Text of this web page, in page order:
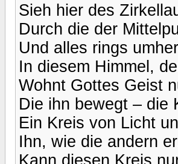
Sieh hier des
Durch die der
Und alles rings
In diesem Himmel,
Wohnt Gottes Geist
Die ihn bewegt – die
Ein Kreis von Licht
Ihn, wie die andern
Kann diesen Kreis